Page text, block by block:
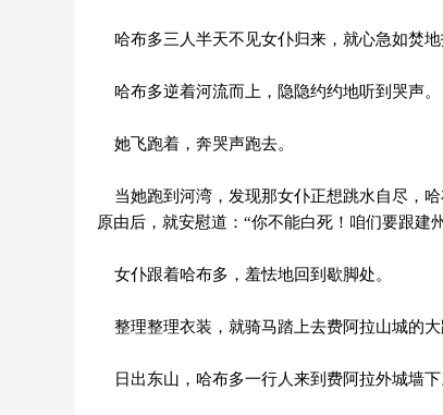
哈布多三人半天不见女仆归来，就心急如焚地
哈布多逆着河流而上，隐隐约约地听到哭声。
她飞跑着，奔哭声跑去。
当她跑到河湾，发现那女仆正想跳水自尽，
原由后，就安慰道：“你不能白死！咱们要跟建
女仆跟着哈布多，羞怯地回到歇脚处。
整理整理衣装，就骑马踏上去费阿拉山城的大
日出东山，哈布多一行人来到费阿拉外城墙下